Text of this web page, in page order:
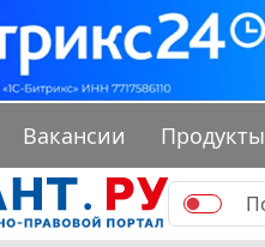
Вакансии Продукты